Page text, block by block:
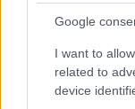
Google
I want to
related to
device
– in
membri del
secondo Sosa
capeggiato